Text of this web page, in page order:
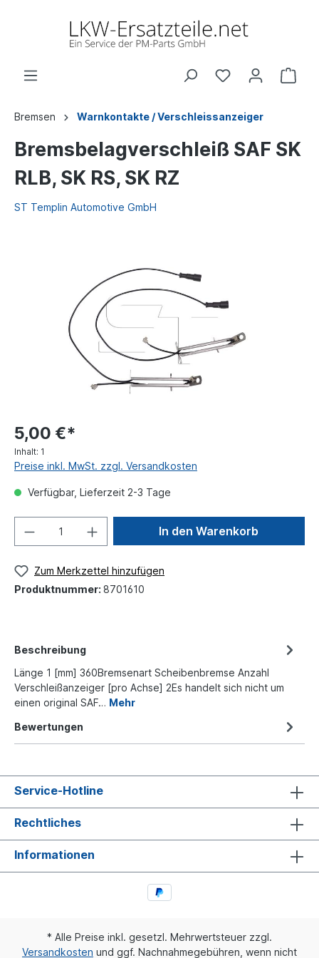
Bremsen Warnkontakte / Verschleissanzeiger
Bremsbelagverschleiß SAF SK
RLB, SK RS, SK RZ
ST Templin Automotive GmbH
5,00 €*
Inhalt: 1
Preise inkl. MwSt. zzgl. Versandkosten
Verfügbar, Lieferzeit 2-3 Tage
In den Warenkorb
Zum Merkzettel hinzufügen
Produktnummer: 8701610
Beschreibung
Länge 1 [mm] 360Bremsenart Scheibenbremse Anzahl
Verschleißanzeiger [pro Achse] 2Es handelt sich nicht um
einen original SAF… Mehr
Bewertungen
Service-Hotline
Rechtliches
Informationen
* Alle Preise inkl. gesetzl. Mehrwertsteuer zzgl.
Versandkosten und ggf. Nachnahmegebühren, wenn nicht